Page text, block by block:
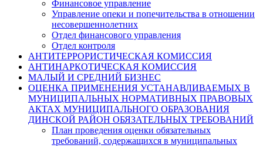
Финансовое управление
Управление опеки и попечительства в отношении
несовершеннолетних
Отдел финансового управления
Отдел контроля
АНТИТЕРРОРИСТИЧЕСКАЯ КОМИССИЯ
АНТИНАРКОТИЧЕСКАЯ КОМИССИЯ
МАЛЫЙ И СРЕДНИЙ БИЗНЕС
ОЦЕНКА ПРИМЕНЕНИЯ УСТАНАВЛИВАЕМЫХ В
МУНИЦИПАЛЬНЫХ НОРМАТИВНЫХ ПРАВОВЫХ
АКТАХ МУНИЦИПАЛЬНОГО ОБРАЗОВАНИЯ
ДИНСКОЙ РАЙОН ОБЯЗАТЕЛЬНЫХ ТРЕБОВАНИЙ
План проведения оценки обязательных
требований, содержащихся в муниципальных